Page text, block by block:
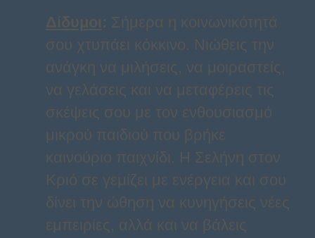
Δίδυμοι: Σήμερα η κοινωνικότητά
σου χτυπάει κόκκινο. Νιώθεις την
ανάγκη να μιλήσεις, να μοιραστείς,
να γελάσεις και να μεταφέρεις τις
σκέψεις σου με τον ενθουσιασμό
μικρού παιδιού που βρήκε
καινούριο παιχνίδι. Η Σελήνη στον
Κριό σε γεμίζει με ενέργεια και σου
δίνει την ώθηση να κυνηγήσεις νέες
εμπειρίες, αλλά και να βάλεις